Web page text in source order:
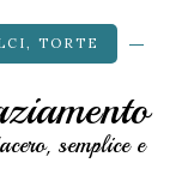
, TORTE
semplice e